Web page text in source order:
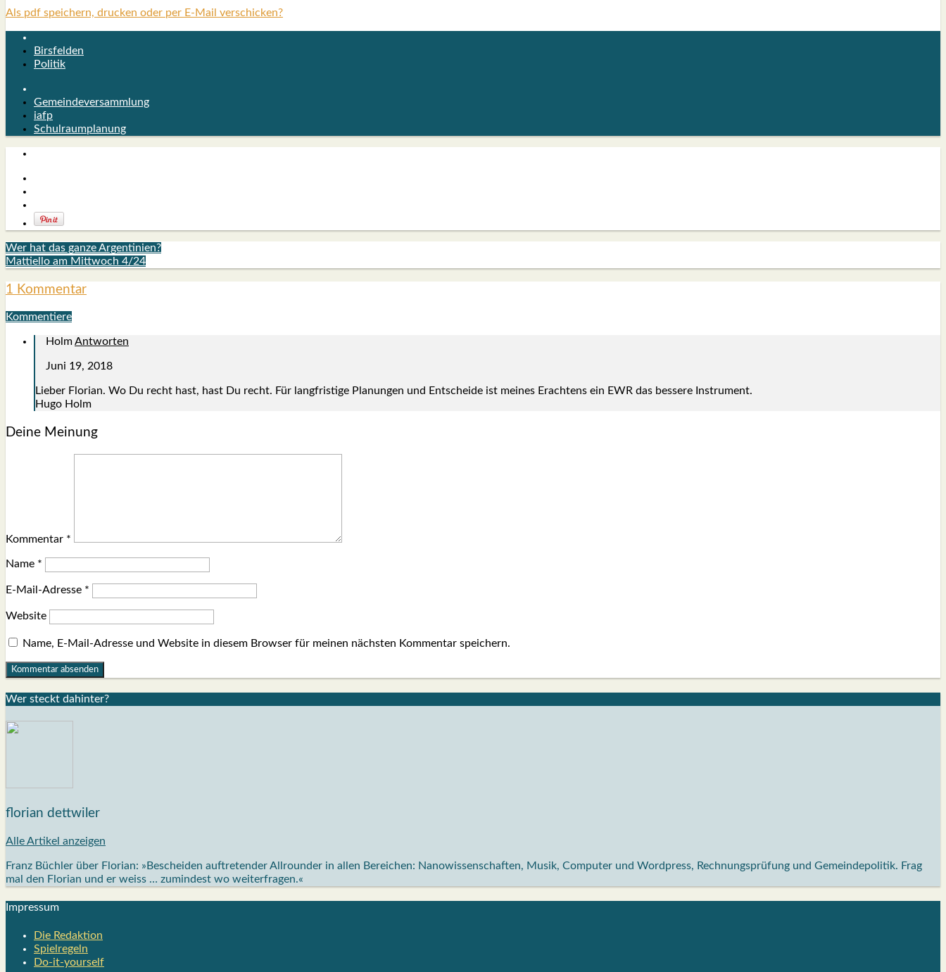
Als pdf speichern, drucken oder per E-Mail verschicken?
Birsfelden
Politik
Gemeindeversammlung
iafp
Schulraumplanung
Wer hat das ganze Argentinien?
Mattiello am Mittwoch 4/24
1 Kommentar
Kommentiere
HolmAntworten
Juni 19, 2018
Lie­ber Flo­ri­an. Wo Du recht hast, hast Du recht. Für lang­fris­ti­ge Pla­nun­gen und Ent­schei­de ist mei­nes Erach­tens ein EWR das bes­se­re Instru­ment.
Hugo Holm
Deine Meinung
Kommentar *
Name *
E-Mail-Adresse *
Website
Name, E-Mail-Adresse und Website in diesem Browser für meinen nächsten Kommentar speichern.
Wer steckt dahin­ter?
florian dettwiler
Alle Artikel anzeigen
Franz Büchler über Florian: »Bescheiden auftretender Allrounder in allen Bereichen: Nanowissenschaften, Musik, Computer und Wordpress, Rechnungsprüfung und Gemeindepolitik. Frag
mal den Florian und er weiss … zumindest wo weiterfragen.«
Impres­sum
Die Redak­ti­on
Spiel­re­geln
Do-it-your­s­elf